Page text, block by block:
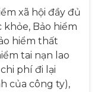
xã hội đầy đủ
khỏe, Bảo hiểm
hiểm thất
tai nạn lao
phí đi lại
của công ty),